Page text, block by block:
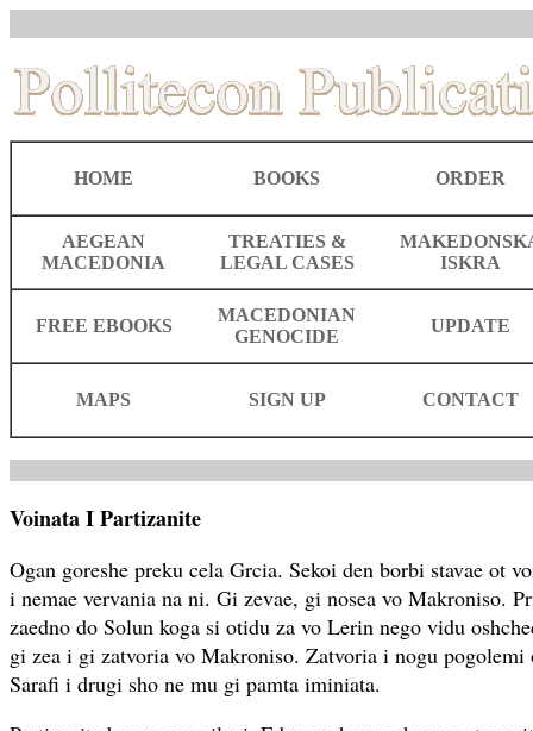
HOME BOOKS ORDER
AEGEAN
MACEDONIA
TREATIES &
LEGAL CASES
ISKRA
FREE EBOOKS
MACEDONIAN
GENOCIDE
UPDATE
MAPS SIGN UP CONTACT
Voinata I Partizanite
Ogan goreshe preku cela Grcia. Sekoi den borbi stavae ot
i nemae vervania na ni. Gi zevae, gi nosea vo Makroniso.
zaedno do Solun koga si otidu za vo Lerin nego vidu
gi zea i gi zatvoria vo Makroniso. Zatvoria i nogu pogolemi
Sarafi i drugi sho ne mu gi pamta iminiata.